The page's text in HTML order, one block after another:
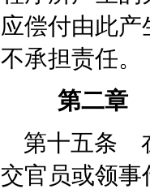
应偿付由此
不承担责任。
第二章
第十五条
交官员或领